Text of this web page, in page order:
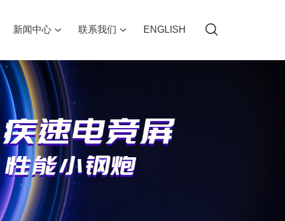
新闻中心 联系我们 ENGLISH